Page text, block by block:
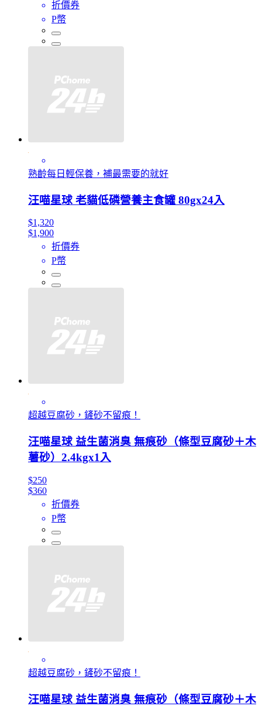
折價券
P幣
熟齡每日輕保養，補最需要的就好
汪喵星球 老貓低磷營養主食罐 80gx24入
$1,320
$1,900
折價券
P幣
超越豆腐砂，鏟砂不留痕！
汪喵星球 益生菌消臭 無痕砂（條型豆腐砂＋木
薯砂）2.4kgx1入
$250
$360
折價券
P幣
超越豆腐砂，鏟砂不留痕！
汪喵星球 益生菌消臭 無痕砂（條型豆腐砂＋木